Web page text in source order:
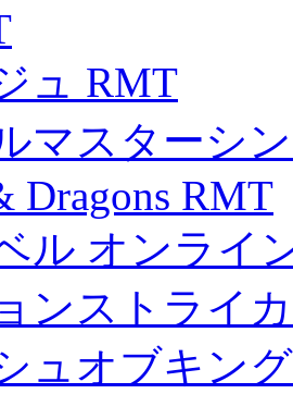
ュ RMT
マスターシ
Dragons RMT
ル オンライ
ンストライ
ュオブキン